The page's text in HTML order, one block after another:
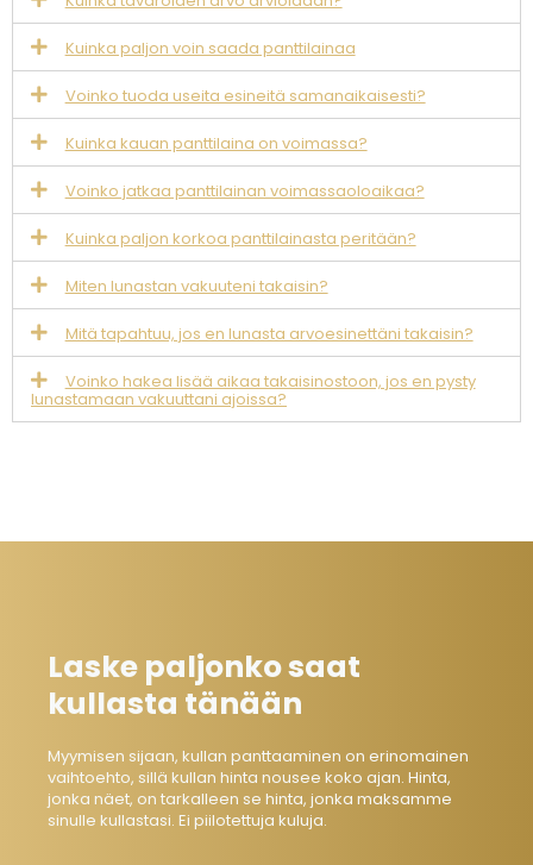
Kuinka paljon voin saada panttilainaa
Voinko tuoda useita esineitä samanaikaisesti?
Kuinka kauan panttilaina on voimassa?
Voinko jatkaa panttilainan voimassaoloaikaa?
Kuinka paljon korkoa panttilainasta peritään?
Miten lunastan vakuuteni takaisin?
Mitä tapahtuu, jos en lunasta arvoesinettäni takaisin?
Voinko hakea lisää aikaa takaisinostoon, jos en pysty
lunastamaan vakuuttani ajoissa?
Laske paljonko saat
kullasta tänään
Myymisen sijaan, kullan panttaaminen on erinomainen
vaihtoehto, sillä kullan hinta nousee koko ajan. Hinta,
jonka näet, on tarkalleen se hinta, jonka maksamme
sinulle kullastasi. Ei piilotettuja kuluja.